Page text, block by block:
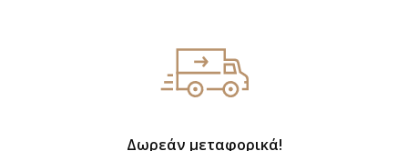
Δωρεάν μεταφορικά!